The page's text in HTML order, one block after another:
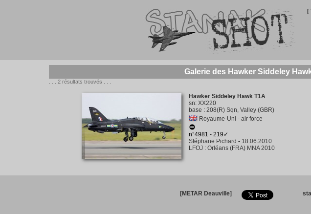
[
Galerie des Hawker Siddeley
. . . 2 résultats trouvés . . .
Hawker Siddeley Hawk T1A
sn: XX220
base : 208(R) Sqn, Valley (GBR)
Royaume-Uni - air force
n°4981 - 219✓
Stéphane Pichard - 18.06.2010
LFOJ : Orléans (FRA) MNA 2010
[METAR Deauville]